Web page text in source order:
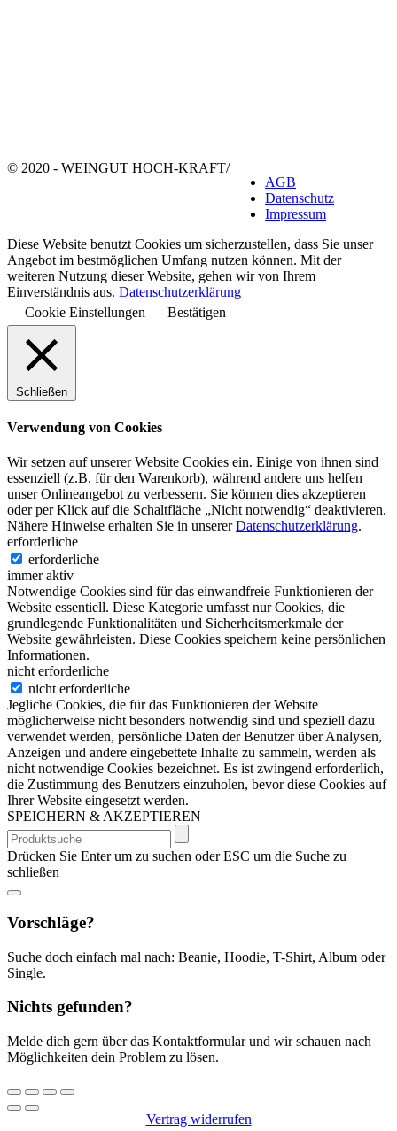
© 2020 - WEINGUT HOCH-KRAFT/
AGB
Datenschutz
Impressum
Diese Website benutzt Cookies um sicherzustellen, dass Sie unser
Angebot im bestmöglichen Umfang nutzen können. Mit der
weiteren Nutzung dieser Website, gehen wir von Ihrem
Einverständnis aus. Datenschutzerklärung
Cookie Einstellungen
Bestätigen
Schließen
Verwendung von Cookies
Wir setzen auf unserer Website Cookies ein. Einige von ihnen sind
essenziell (z.B. für den Warenkorb), während andere uns helfen
unser Onlineangebot zu verbessern. Sie können dies akzeptieren
oder per Klick auf die Schaltfläche „Nicht notwendig“ deaktivieren.
Nähere Hinweise erhalten Sie in unsererDatenschutzerklärung.
erforderliche
erforderliche
immer aktiv
Notwendige Cookies sind für das einwandfreie Funktionieren der
Website essentiell. Diese Kategorie umfasst nur Cookies, die
grundlegende Funktionalitäten und Sicherheitsmerkmale der
Website gewährleisten. Diese Cookies speichern keine persönlichen
Informationen.
nicht erforderliche
nicht erforderliche
Jegliche Cookies, die für das Funktionieren der Website
möglicherweise nicht besonders notwendig sind und speziell dazu
verwendet werden, persönliche Daten der Benutzer über Analysen,
Anzeigen und andere eingebettete Inhalte zu sammeln, werden als
nicht notwendige Cookies bezeichnet. Es ist zwingend erforderlich,
die Zustimmung des Benutzers einzuholen, bevor diese Cookies auf
Ihrer Website eingesetzt werden.
SPEICHERN & AKZEPTIEREN
Suchen
nach:
Drücken Sie Enter um zu suchen oder ESC um die Suche zu
schließen
Vorschläge?
Suche doch einfach mal nach: Beanie, Hoodie, T-Shirt, Album oder
Single.
Nichts gefunden?
Melde dich gern über das Kontaktformular und wir schauen nach
Möglichkeiten dein Problem zu lösen.
Vertrag widerrufen